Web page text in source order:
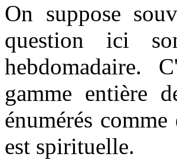
On suppose
question ici
hebdomadaire.
gamme entière
énumérés
est spirituelle.